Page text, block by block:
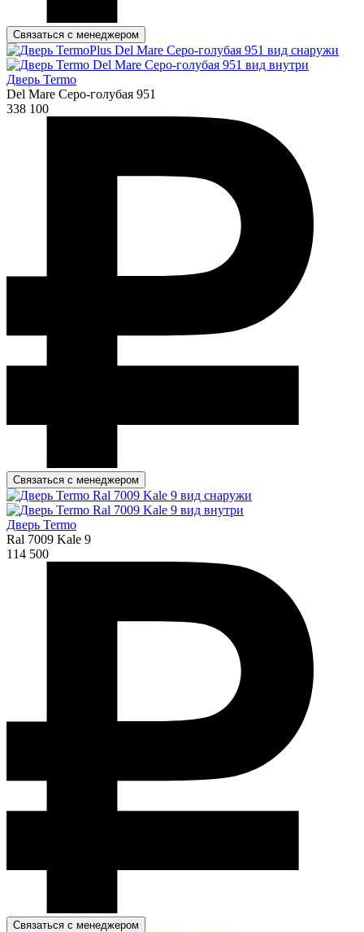
Связаться с менеджером
Дверь Termo
Del Mare Серо-голубая 951
338 100
Связаться с менеджером
Дверь Termo
Ral 7009 Kale 9
114 500
Связаться с менеджером